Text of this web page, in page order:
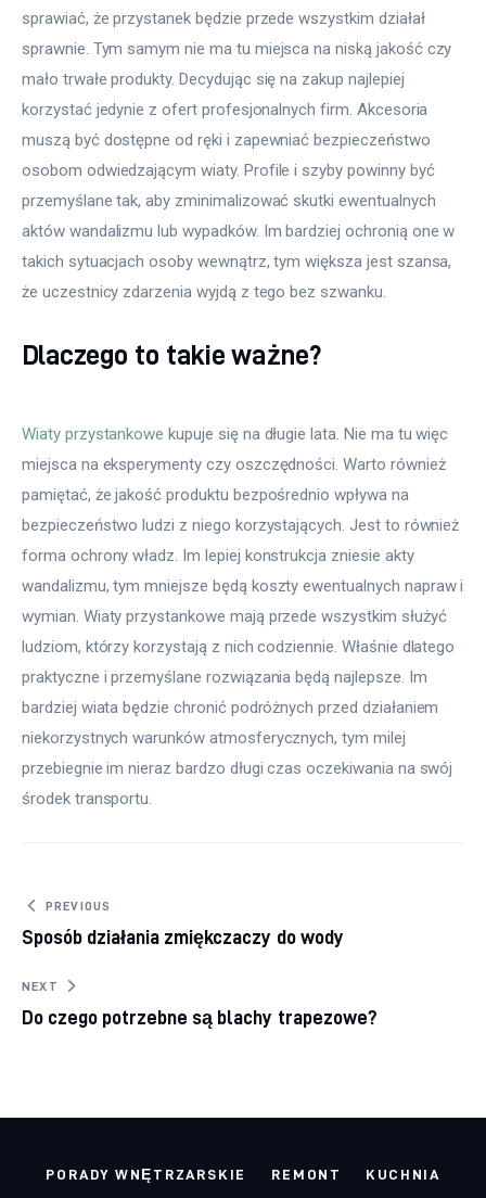
sprawiać, że przystanek będzie przede wszystkim działał
sprawnie. Tym samym nie ma tu miejsca na niską jakość czy
mało trwałe produkty. Decydując się na zakup najlepiej
korzystać jedynie z ofert profesjonalnych firm. Akcesoria
muszą być dostępne od ręki i zapewniać bezpieczeństwo
osobom odwiedzającym wiaty. Profile i szyby powinny być
przemyślane tak, aby zminimalizować skutki ewentualnych
aktów wandalizmu lub wypadków. Im bardziej ochronią one w
takich sytuacjach osoby wewnątrz, tym większa jest szansa,
że uczestnicy zdarzenia wyjdą z tego bez szwanku.
Dlaczego to takie ważne?
Wiaty przystankowe kupuje się na długie lata. Nie ma tu więc
miejsca na eksperymenty czy oszczędności. Warto również
pamiętać, że jakość produktu bezpośrednio wpływa na
bezpieczeństwo ludzi z niego korzystających. Jest to również
forma ochrony władz. Im lepiej konstrukcja zniesie akty
wandalizmu, tym mniejsze będą koszty ewentualnych napraw i
wymian. Wiaty przystankowe mają przede wszystkim służyć
ludziom, którzy korzystają z nich codziennie. Właśnie dlatego
praktyczne i przemyślane rozwiązania będą najlepsze. Im
bardziej wiata będzie chronić podróżnych przed działaniem
niekorzystnych warunków atmosferycznych, tym milej
przebiegnie im nieraz bardzo długi czas oczekiwania na swój
środek transportu.
Nawigacja wpisu
PREVIOUS
Sposób działania zmiękczaczy do wody
NEXT
Do czego potrzebne są blachy trapezowe?
PORADY WNĘTRZARSKIE REMONT KUCHNIA